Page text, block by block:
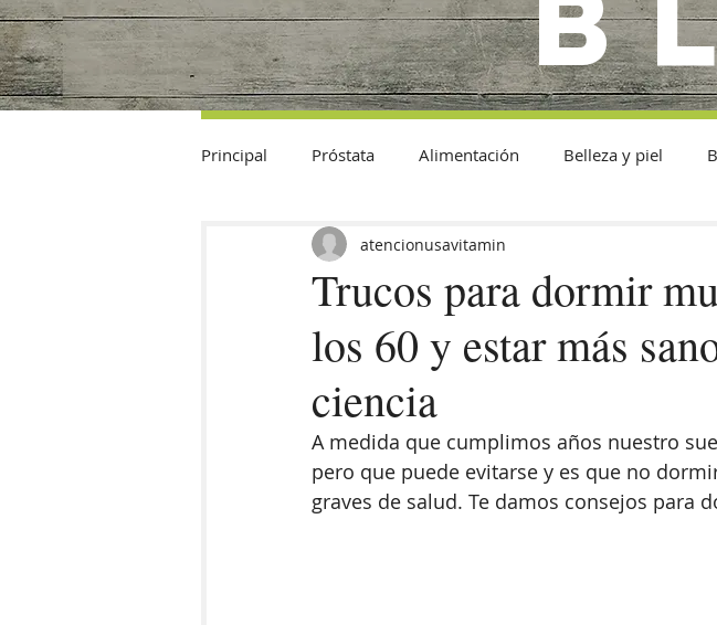
Principal Próstata Alimentación Belleza y piel
Datos Curiosos
Trucos para dormir
los 60 y estar más
ciencia
atencionusavitamin
A medida que cumplimos años nuestro
pero que puede evitarse y es que no
graves de salud. Te damos consejos para